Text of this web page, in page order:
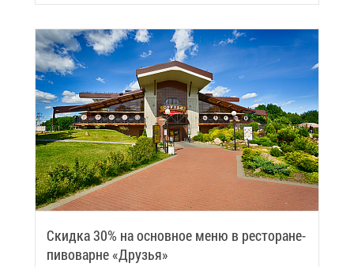
Скид­ка 30% на ос­нов­ное ме­ню в ре­сто­ране-
пи­во­варне «Дру­зья»